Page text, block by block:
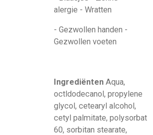
alergie - Wratten
- Gezwollen handen -
Gezwollen voeten
Ingrediënten Aqua,
octldodecanol, propylene
glycol, cetearyl alcohol,
cetyl palmitate, polysorbat
60, sorbitan stearate,